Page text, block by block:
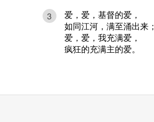
3
爱，爱，基督的爱，
如同江河，满至涌出来；
爱，爱，我充满爱，
疯狂的充满主的爱。